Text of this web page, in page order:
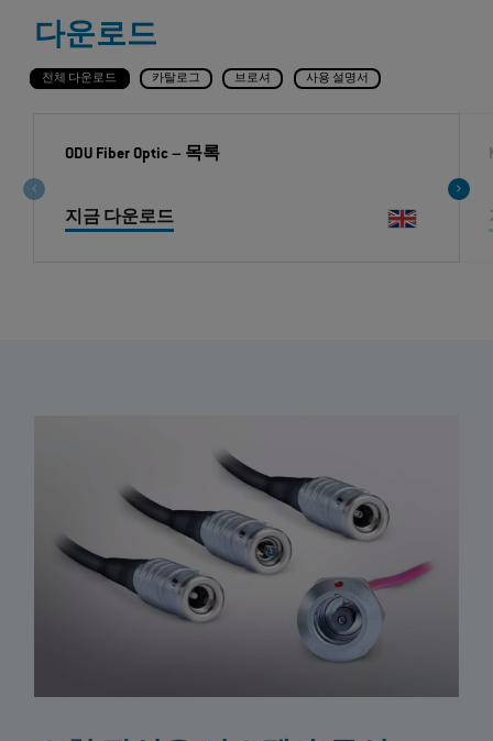
다운로드
전체 다운로드 카탈로그 브로셔 사용 설명서
ODU Fiber Optic– 목록
지금 다운로드